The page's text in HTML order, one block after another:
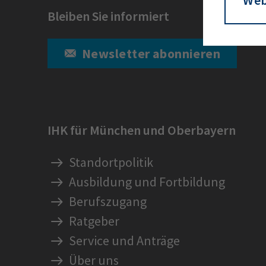
Bleiben Sie informiert
Newsletter abonnieren
IHK für München und Oberbayern
Standortpolitik
Ausbildung und Fortbildung
Berufszugang
Ratgeber
Service und Anträge
Über uns